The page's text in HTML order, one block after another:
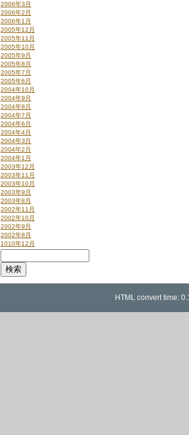
2006年3月
2006年2月
2006年1月
2005年12月
2005年11月
2005年10月
2005年9月
2005年8月
2005年7月
2005年6月
2004年10月
2004年9月
2004年8月
2004年7月
2004年6月
2004年4月
2004年3月
2004年2月
2004年1月
2003年12月
2003年11月
2003年10月
2003年9月
2003年8月
2002年11月
2002年10月
2002年9月
2002年8月
1010年12月
HTML convert time: